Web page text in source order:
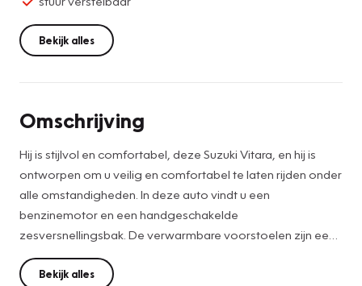
Bekijk alles
Omschrijving
Hij is stijlvol en comfortabel, deze Suzuki Vitara, en hij is
ontworpen om u veilig en comfortabel te laten rijden onder
alle omstandigheden. In deze auto vindt u een
benzinemotor en een handgeschakelde
zesversnellingsbak. De verwarmbare voorstoelen zijn een
weldaad voor rug en schouders. Bij de rijke uitrusting horen
ook 17 inch lichtmetalen velgen, LED koplampen, extra
Bekijk alles